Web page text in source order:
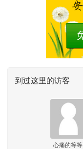
到过这里的访客
心痛的等等